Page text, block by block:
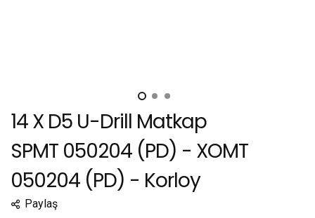
14 X D5 U-Drill Matkap
SPMT 050204 (PD) - XOMT
050204 (PD) - Korloy
Paylaş